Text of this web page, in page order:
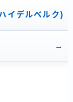
イデルベルク)